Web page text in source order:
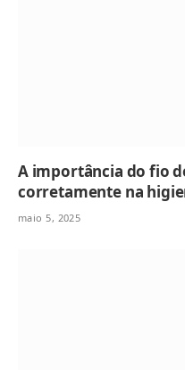
A importância do fio
corretamente na
maio 5, 2025